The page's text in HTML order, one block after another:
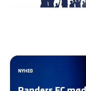
NYHED